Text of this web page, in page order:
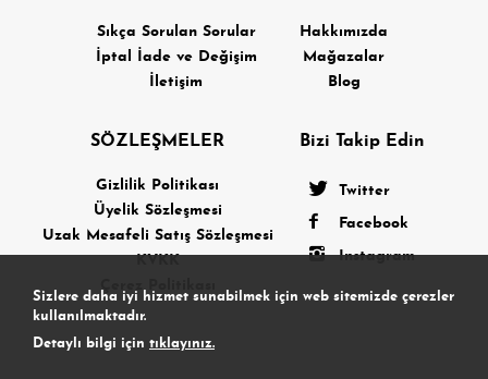
Sıkça Sorulan Sorular
İptal İade ve Değişim
İletişim
Hakkımızda
Mağazalar
Blog
SÖZLEŞMELER
Gizlilik Politikası
Üyelik Sözleşmesi
Uzak Mesafeli Satış Sözleşmesi
Bizi Takip Edin
Twitter
Facebook
Instagram
Sizlere daha iyi hizmet sunabilmek için web sitemizde çerezler
kullanılmaktadır.
Detaylı bilgi için tıklayınız.